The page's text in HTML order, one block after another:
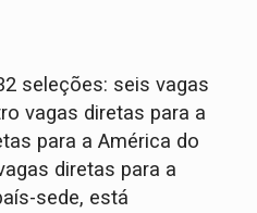
seleções: seis vagas
vagas diretas para a
para a América do
diretas para a
sede, está